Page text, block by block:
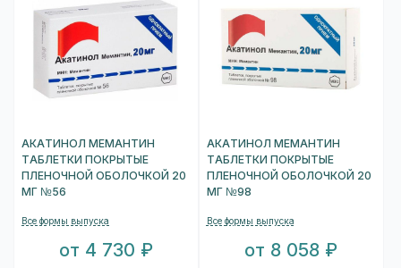
АКАТИНОЛ МЕМАНТИН
ТАБЛЕТКИ ПОКРЫТЫЕ
ПЛЕНОЧНОЙ ОБОЛОЧКОЙ 20
МГ №56
Все формы выпуска
от 4 730 ₽
АКАТИНОЛ МЕМАНТИН
ТАБЛЕТКИ ПОКРЫТЫЕ
ПЛЕНОЧНОЙ ОБОЛОЧКОЙ 20
МГ №98
Все формы выпуска
от 8 058 ₽